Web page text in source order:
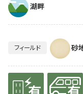
湖畔
フィールド 砂
有り 有り